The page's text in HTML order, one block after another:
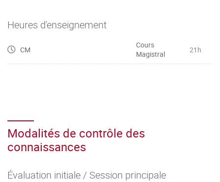
Heures d'enseignement
CM
Cours
Magistral
21h
Modalités de contrôle des
connaissances
Évaluation initiale / Session principale